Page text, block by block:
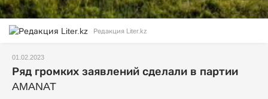
Редакция Liter.kz
01.02.2023
Ряд громких заявлений сделали в партии
AMANAT